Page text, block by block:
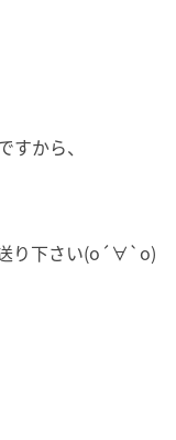
から、
り下さい(о´∀`о)